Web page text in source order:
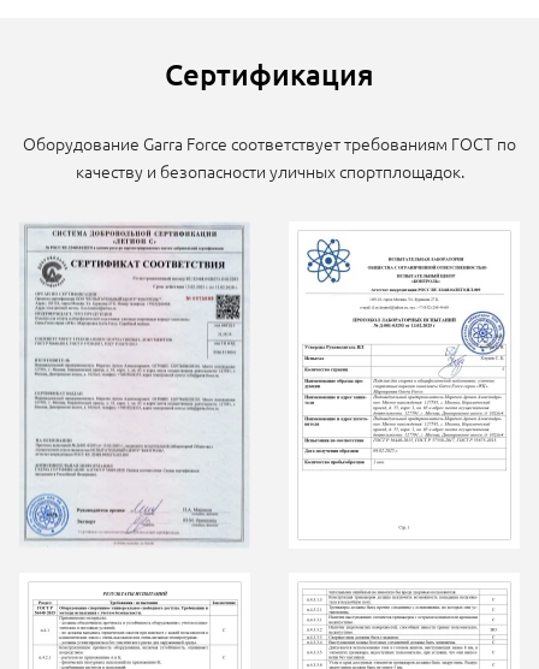
Сертификация
Оборудование Garra Force соответствует требованиям ГОСТ по
качеству и безопасности уличных спортплощадок.